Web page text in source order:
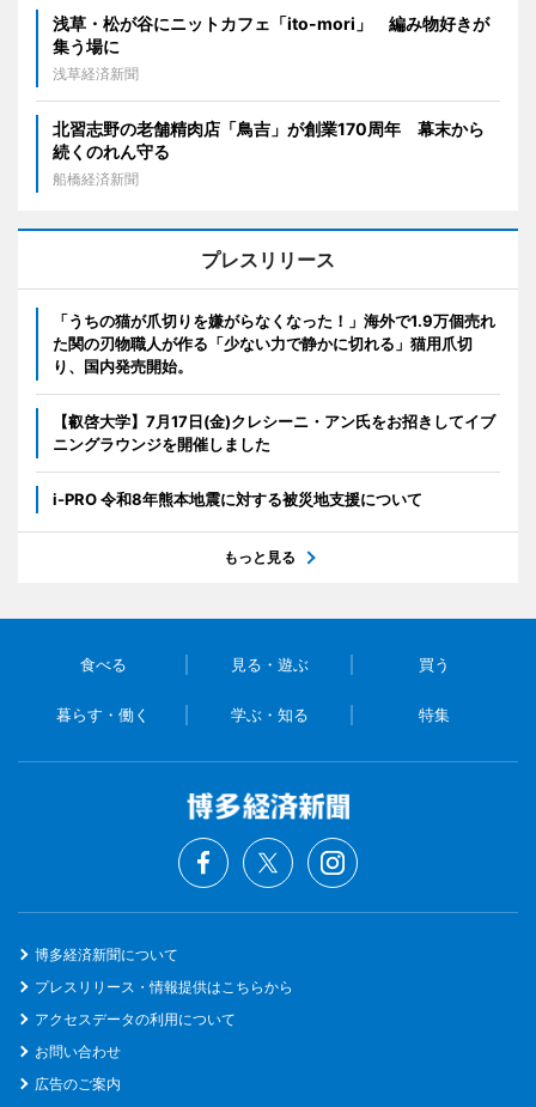
浅草・松が谷にニットカフェ「ito-mori」 編み物好きが
集う場に
浅草経済新聞
北習志野の老舗精肉店「鳥吉」が創業170周年 幕末から
続くのれん守る
船橋経済新聞
プレスリリース
「うちの猫が爪切りを嫌がらなくなった！」海外で1.9万個売れ
た関の刃物職人が作る「少ない力で静かに切れる」猫用爪切
り、国内発売開始。
【叡啓大学】7月17日(金)クレシーニ・アン氏をお招きしてイブ
ニングラウンジを開催しました
i-PRO 令和8年熊本地震に対する被災地支援について
もっと見る
食べる 見る・遊ぶ 買う
暮らす・働く 学ぶ・知る 特集
博多経済新聞について
プレスリリース・情報提供はこちらから
アクセスデータの利用について
お問い合わせ
広告のご案内